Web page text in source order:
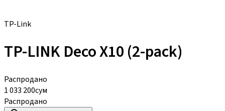
TP-Link
TP-LINK Deco X10 (2-pack)
Распродано
1 033 200сум
Распродано